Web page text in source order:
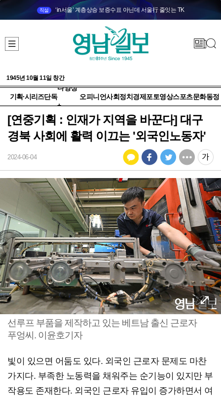
직설 ‘in서울’ 계층상승 보증수표 아닌데 서울行 줄잇는 TK
1945년 10월 11일 창간
기획·시리즈단독
다양성
+
오피니언사회정치 경제 포토영상스포츠문화동정
[연중기획 : 인재가 지역을 바꾼다] 대구
경북 사회에 활력 이끄는 '외국인노동자'
2024-06-04
선루프 부품을 제작하고 있는 베트남 출신 근로자
푸엉씨. 이윤호기자
빛이 있으면 어둠도 있다. 외국인 근로자 문제도 마찬
가지다. 부족한 노동력을 채워주는 순기능이 있지만 부
작용도 존재한다. 외국인 근로자 유입이 증가하면서 여